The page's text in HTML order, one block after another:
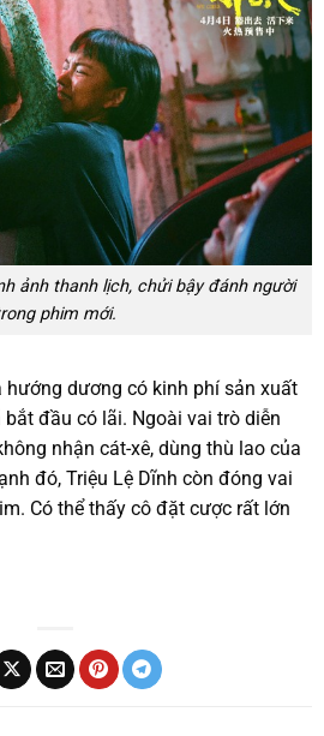
ảnh thanh lịch, chửi bậy đánh người
phim mới.
hướng dương có kinh phí sản xuất
bắt đầu có lãi. Ngoài vai trò diễn
nhận cát-xê, dùng thù lao của
đó, Triệu Lệ Dĩnh còn đóng vai
Có thể thấy cô đặt cược rất lớn